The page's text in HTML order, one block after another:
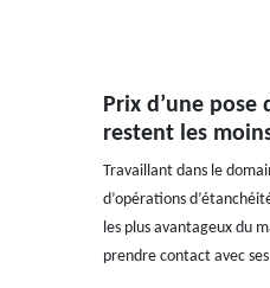
Prix d’une pose
restent les
Travaillant dans le
d’opérations
les plus avantageux du
prendre contact avec